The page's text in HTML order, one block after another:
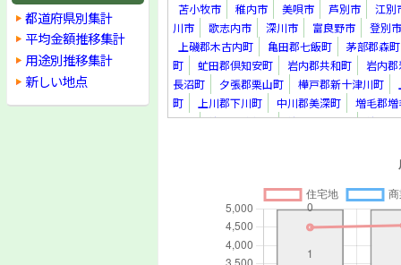
都道府県別集計
平均金額推移集計
用途別推移集計
新しい地点
苫小牧市
稚内市 美唄市 芦別市
江別
川市
歌志内市 深川市 富良野市
登別市
上磯郡木古内町
亀田郡七飯町
茅部郡森町
町
虻田郡倶知安町 岩内郡共和町
岩内
長沼町
夕張郡栗山町 樺戸郡新十津川町
町
上川郡下川町 中川郡美深町
増毛郡増
里町
紋別郡遠軽町 紋別郡滝上町
紋別